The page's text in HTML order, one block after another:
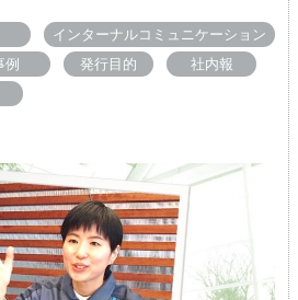
インターナルコミュニケーション
例 発行目的
社内報